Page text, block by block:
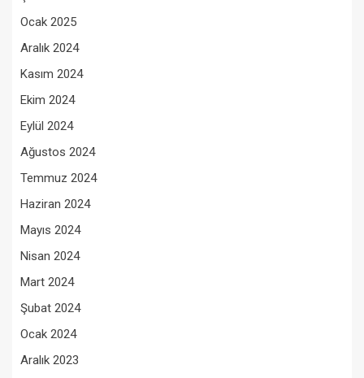
Ocak 2025
Aralık 2024
Kasım 2024
Ekim 2024
Eylül 2024
Ağustos 2024
Temmuz 2024
Haziran 2024
Mayıs 2024
Nisan 2024
Mart 2024
Şubat 2024
Ocak 2024
Aralık 2023